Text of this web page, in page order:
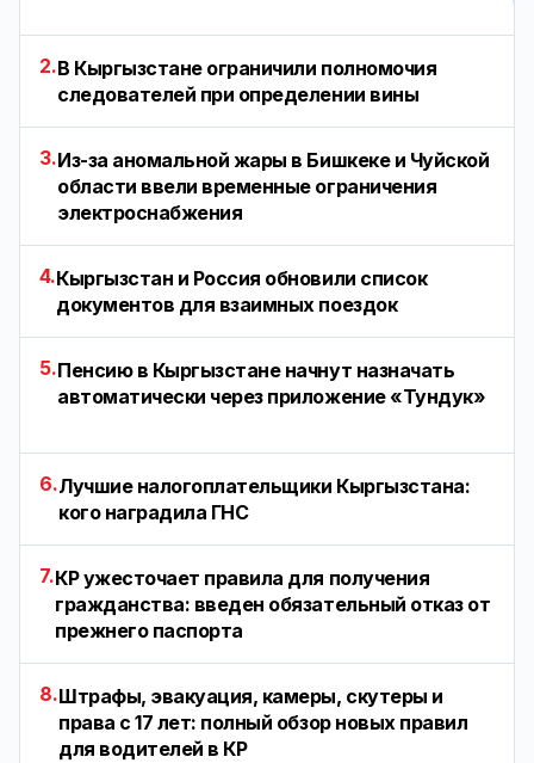
2.В Кыргызстане ограничили полномочия
следователей при определении вины
3.Из-за аномальной жары в Бишкеке и Чуйской
области ввели временные ограничения
электроснабжения
4.Кыргызстан и Россия обновили список
документов для взаимных поездок
5.Пенсию в Кыргызстане начнут назначать
автоматически через приложение «Тундук»
6.Лучшие налогоплательщики Кыргызстана:
кого наградила ГНС
7.КР ужесточает правила для получения
гражданства: введен обязательный отказ от
прежнего паспорта
8.Штрафы, эвакуация, камеры, скутеры и
права с 17 лет: полный обзор новых правил
для водителей в КР